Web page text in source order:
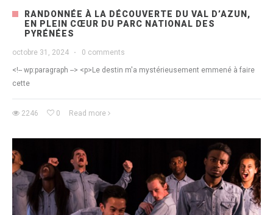
RANDONNÉE À LA DÉCOUVERTE DU VAL D’AZUN,
EN PLEIN CŒUR DU PARC NATIONAL DES
PYRÉNÉES
octobre 31, 2024 · 0 comments
<!-- wp:paragraph --> <p>Le destin m'a mystérieusement emmené à faire
cette
2246 0 Read more